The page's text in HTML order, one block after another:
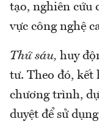
tạo, nghiên cứu
vực công nghệ
Thứ sáu, huy
tư. Theo đó, kết
chương trình,
duyệt để sử